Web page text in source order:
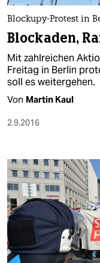
Blockupy-Protest in
Blockaden,
Mit zahlreichen
Freitag in Berlin
soll es weitergehen.
Von Martin Kaul
2.9.2016